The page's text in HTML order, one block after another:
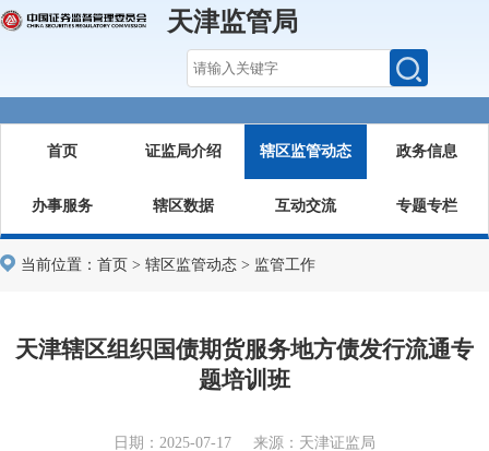
天津监管局
首页 证监局介绍 辖区监管动态 政务信息
办事服务 辖区数据 互动交流 专题专栏
当前位置： 首页 > 辖区监管动态 > 监管工作
天津辖区组织国债期货服务地方债发行流通专
题培训班
日期：2025-07-17 来源：天津证监局